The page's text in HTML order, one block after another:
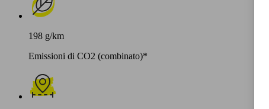
198 g/km
Emissioni di CO2 (combinato)*